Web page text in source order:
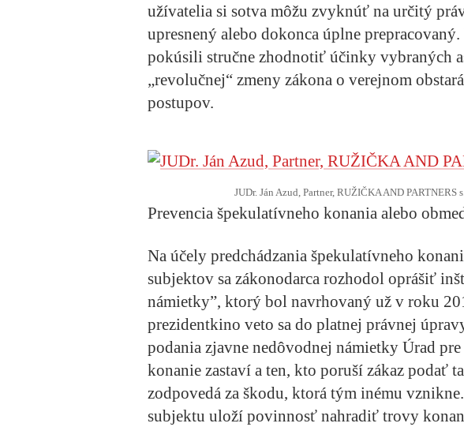
užívatelia si sotva môžu zvyknúť na určitý
upresnený alebo dokonca úplne
pokúsili stručne zhodnotiť účinky vybraných
„revolučnej“ zmeny zákona o verejnom
postupov.
JUDr. Ján Azud, Partner, RUŽIČKA AND PARTNERS
Prevencia špekulatívneho konania alebo
Na účely predchádzania špekulatívneho
subjektov sa zákonodarca rozhodol oprášiť
námietky”, ktorý bol navrhovaný už v roku
prezidentkino veto sa do platnej právnej
podania zjavne nedôvodnej námietky Úrad
konanie zastaví a ten, kto poruší zákaz podať
zodpovedá za škodu, ktorá tým inému
subjektu uloží povinnosť nahradiť trovy